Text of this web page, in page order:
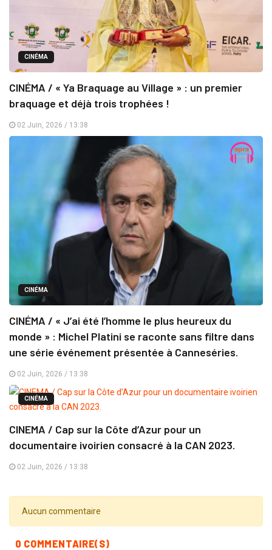
CINÉMA
CINÉMA / « Ya Braquage au Village » : un premier
braquage et déjà trois trophées !
02 Juin, 2026 / 13:38
CINÉMA
CINÉMA / « J’ai été l’homme le plus heureux du
monde » : Michel Platini se raconte sans filtre dans
une série événement présentée à Canneséries.
02 Juin, 2026 / 13:38
CINÉMA
CINEMA / Cap sur la Côte d’Azur pour un
documentaire ivoirien consacré à la CAN 2023.
02 Juin, 2026 / 13:38
Aucun commentaire
0 COMMENTAIRE(S)